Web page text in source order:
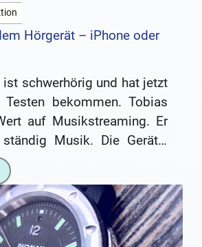
Hörgerät – iPhone oder
schwerhörig und hat jetzt
bekommen. Tobias
auf Musikstreaming. Er
Musik. Die Geräte,